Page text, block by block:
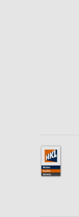
Notwendig
Performance